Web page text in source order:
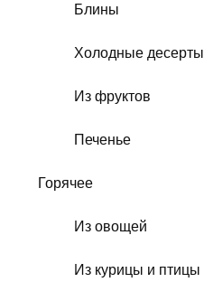
Блины
Холодные десерты
Из фруктов
Печенье
Горячее
Из овощей
Из курицы и птицы